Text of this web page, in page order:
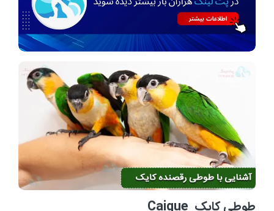
طوطی کایک Caique